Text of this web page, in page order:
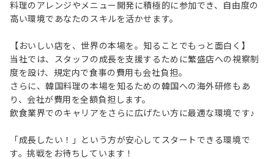
料理のアレンジやメニュー開発に積極的に参加でき、自由度の
高い環境であなたのスキルを活かせます。
【おいしい店を、世界の本場を。知ることでもっと面白く】
当社では、スタッフの成長を支援するために繁盛店への視察制
度を設け、規定内で食事の費用も会社負担。
さらに、韓国料理の本場を知るための韓国への海外研修もあ
り、会社が費用を全額負担します。
飲食業界でのキャリアをさらに広げたい方に最適な環境です♪
「成長したい！」という方が安心してスタートできる環境で
す。挑戦をお待ちしています！